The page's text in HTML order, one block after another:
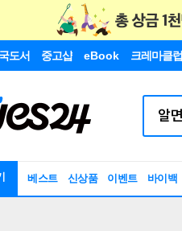
도서 중고샵 eBook 크레마클럽
베스트 신상품 이벤트 바이백